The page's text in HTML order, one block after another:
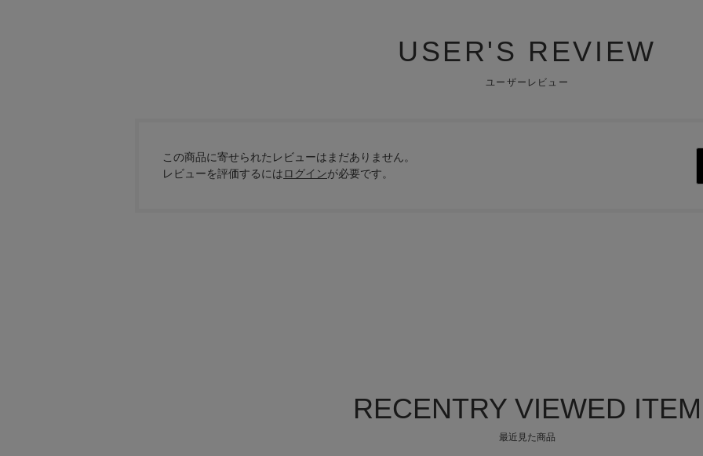
USER'S REVIEW
ユーザーレビュー
この商品に寄せられたレビューはまだありません。
レビューを評価するにはログインが必要です。
RECENTRY VIEWED ITEM
最近見た商品